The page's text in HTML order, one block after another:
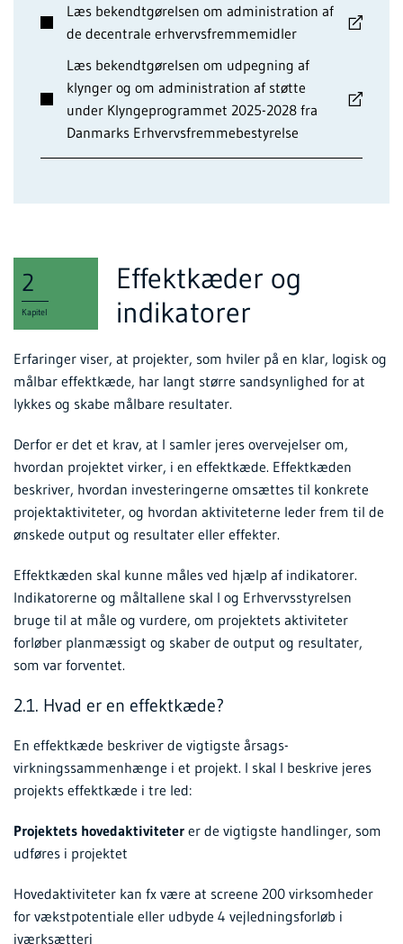
Læs bekendtgørelsen om administration af
de decentrale erhvervsfremmemidler
Læs bekendtgørelsen om udpegning af
klynger og om administration af støtte
under Klyngeprogrammet 2025-2028 fra
Danmarks Erhvervsfremmebestyrelse
Kapitel
2
Effektkæder og
indikatorer
Erfaringer viser, at projekter, som hviler på en klar, logisk og
målbar effektkæde, har langt større sandsynlighed for at
lykkes og skabe målbare resultater.
Derfor er det et krav, at I samler jeres overvejelser om,
hvordan projektet virker, i en effektkæde. Effektkæden
beskriver, hvordan investeringerne omsættes til konkrete
projektaktiviteter, og hvordan aktiviteterne leder frem til de
ønskede output og resultater eller effekter.
Effektkæden skal kunne måles ved hjælp af indikatorer.
Indikatorerne og måltallene skal I og Erhvervsstyrelsen
bruge til at måle og vurdere, om projektets aktiviteter
forløber planmæssigt og skaber de output og resultater,
som var forventet.
2.1. Hvad er en effektkæde?
En effektkæde beskriver de vigtigste årsags-
virkningssammenhænge i et projekt. I skal I beskrive jeres
projekts effektkæde i tre led:
Projektets hovedaktiviteter er de vigtigste handlinger, som
udføres i projektet
Hovedaktiviteter kan fx være at screene 200 virksomheder
for vækstpotentiale eller udbyde 4 vejledningsforløb i
iværksætteri